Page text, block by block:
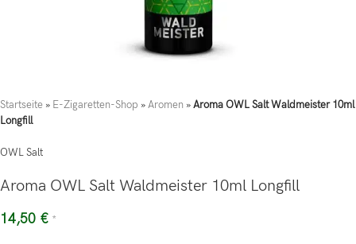
Startseite » E-Zigaretten-Shop »Aromen »Aroma OWL Salt Waldmeister 10ml
Longfill
OWL Salt
Aroma OWL Salt Waldmeister 10ml Longfill
14,50 € *